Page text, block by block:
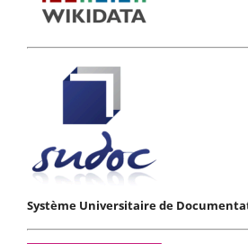
Système Universitaire de